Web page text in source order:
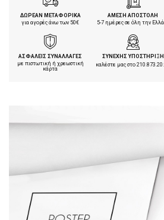
ΔΩΡΕΑΝ ΜΕΤΑΦΟΡΙΚΑ
για αγορές άνω των 50€
ΑΜΕΣΗ ΑΠΟΣΤΟΛΗ
5-7 ημέρες σε όλη την
ΑΣΦΑΛΕΙΣ ΣΥΝΑΛΛΑΓΕΣ
με πιστωτική ή χρεωστική
κάρτα
ΣΥΝΕΧΗΣ ΥΠΟΣΤΗΡΙΞΗ
καλέστε μας στο